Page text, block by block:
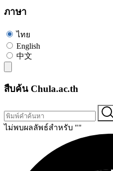
ภาษา
ไทย
English
中文
สืบค้น Chula.ac.th
ไม่พบผลลัพธ์สำหรับ ""